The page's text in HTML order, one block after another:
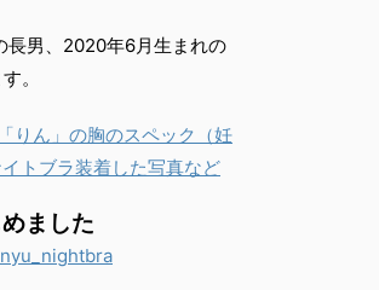
長男、2020年6月生まれの
。
りん」の胸のスペック（妊
トブラ装着した写真など
ました